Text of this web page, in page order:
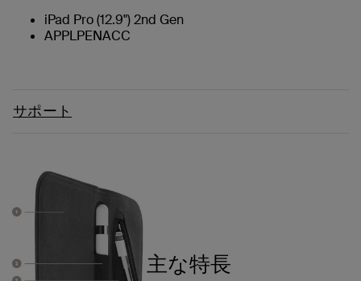
iPad Pro (12.9") 2nd Gen
APPLPENACC
サポート
主な特長